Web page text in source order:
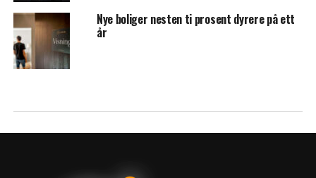
Nye boliger nesten ti prosent dyrere på ett
år